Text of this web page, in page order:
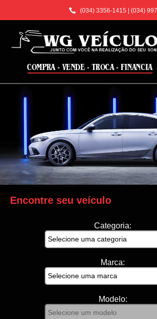
(034) 3356-1415 (034)
Encontre seu veículo
Categoria:
Marca:
Modelo: